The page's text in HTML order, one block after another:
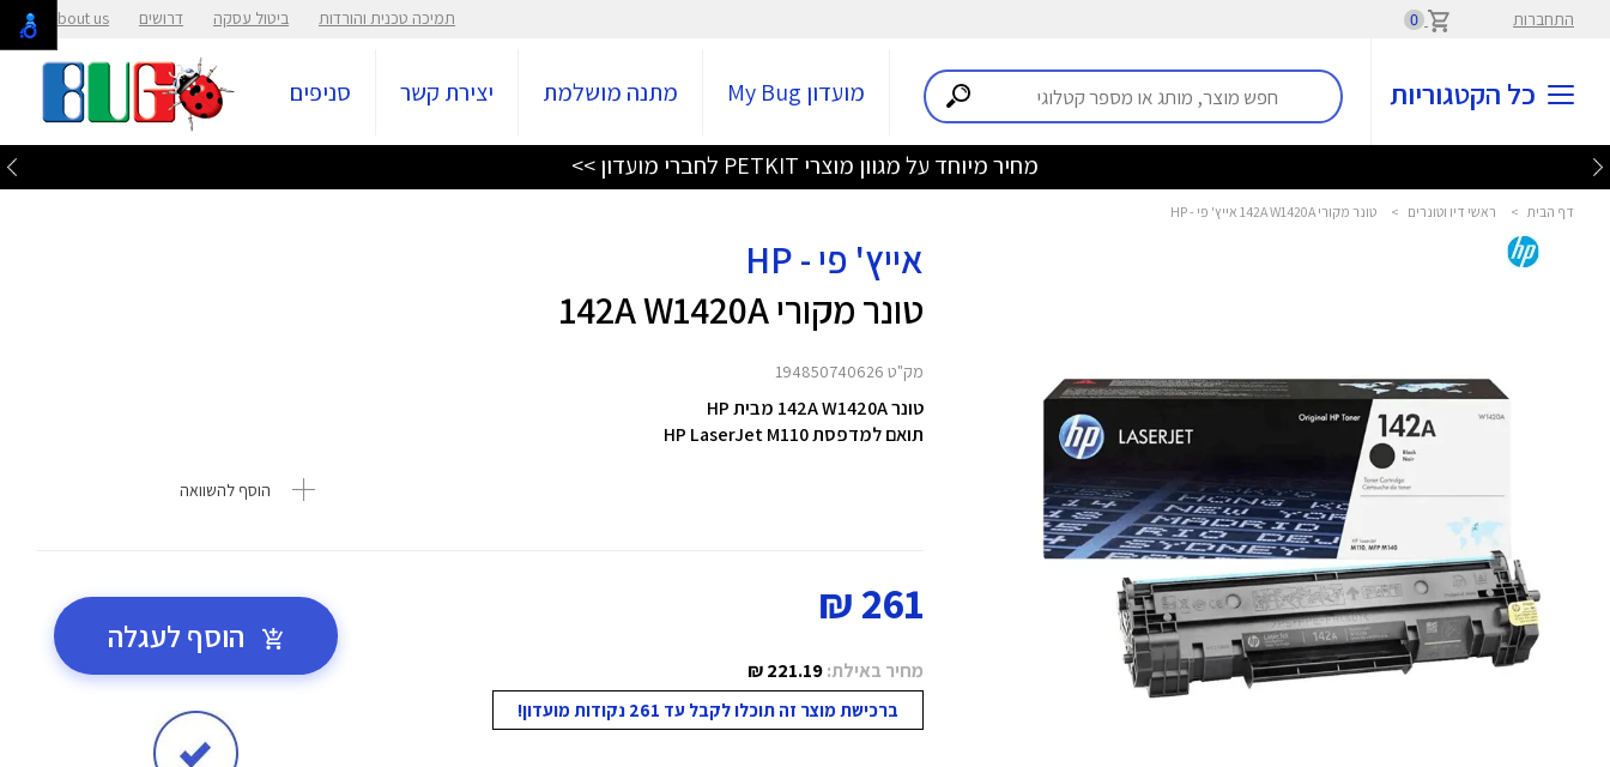
התחברות 0 תמיכה טכנית והורדות ביטול עסקה דרושים About us
כל הקטגוריות מועדון My Bug מתנה מושלמת יצירת קשר סניפים
מחיר מיוחד על מגוון מוצרי PETKIT לחברי מועדון >>
דף הבית > ראשי דיו וטונרים > טונר מקורי 142A W1420A אייץ' פי - HP
אייץ' פי - HP
טונר מקורי 142A W1420A
מק"ט 194850740626
טונר 142A W1420A מבית HP
תואם למדפסתHP LaserJet M110
הוסף להשוואה
261 ₪
מחיר באילת:221.19 ₪
ברכישת מוצר זה תוכלו לקבל עד 261 נקודות מועדון!
הוסף לעגלה